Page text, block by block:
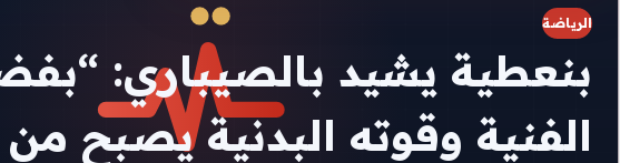
الرياضة
بنعطية يشيد بالصيباري:
الفنية وقوته البدنية يصبح